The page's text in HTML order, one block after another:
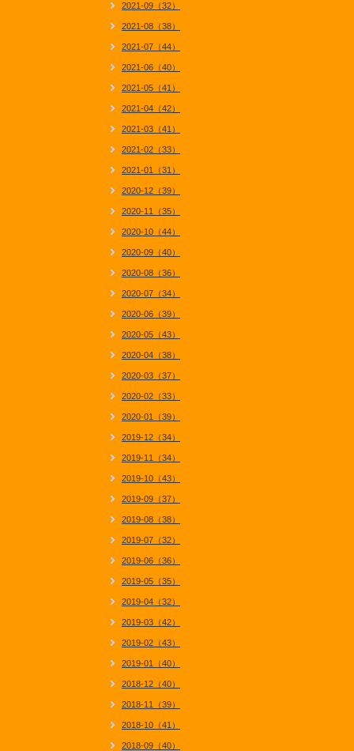
2021-09（32）
2021-08（38）
2021-07（44）
2021-06（40）
2021-05（41）
2021-04（42）
2021-03（41）
2021-02（33）
2021-01（31）
2020-12（39）
2020-11（35）
2020-10（44）
2020-09（40）
2020-08（36）
2020-07（34）
2020-06（39）
2020-05（43）
2020-04（38）
2020-03（37）
2020-02（33）
2020-01（39）
2019-12（34）
2019-11（34）
2019-10（43）
2019-09（37）
2019-08（38）
2019-07（32）
2019-06（36）
2019-05（35）
2019-04（32）
2019-03（42）
2019-02（43）
2019-01（40）
2018-12（40）
2018-11（39）
2018-10（41）
2018-09（40）